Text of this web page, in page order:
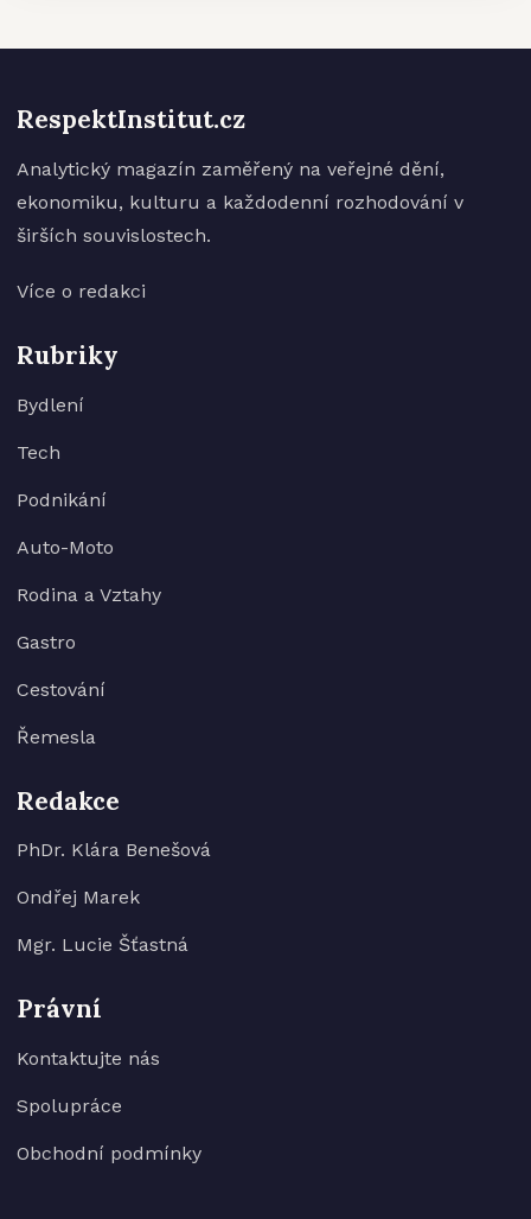
RespektInstitut.cz
Analytický magazín zaměřený na veřejné dění,
ekonomiku, kulturu a každodenní rozhodování v
širších souvislostech.
Více o redakci
Rubriky
Bydlení
Tech
Podnikání
Auto-Moto
Rodina a Vztahy
Gastro
Cestování
Řemesla
Redakce
PhDr. Klára Benešová
Ondřej Marek
Mgr. Lucie Šťastná
Právní
Kontaktujte nás
Spolupráce
Obchodní podmínky